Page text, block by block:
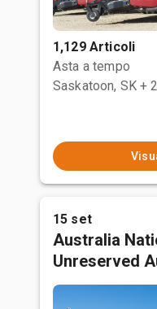
1,129 Articoli
Asta a tempo
Saskatoon, SK +
15 set
Australia
Unreserved